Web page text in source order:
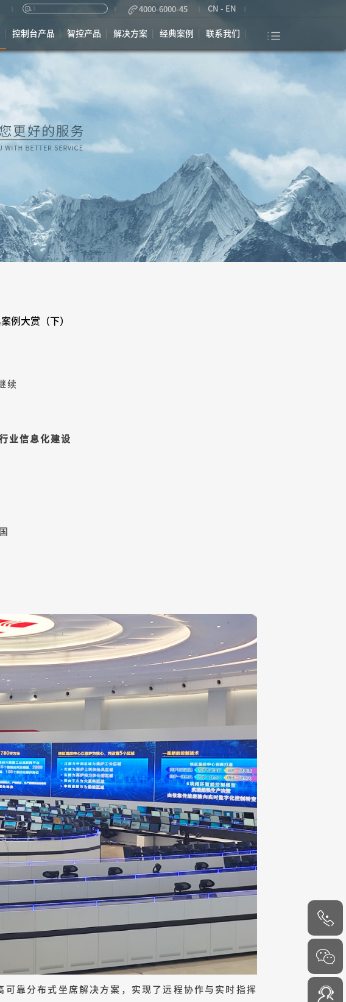
4000-6000-45 CN - EN
控制台产品 智控产品 解决方案 经典案例 联系我们
例大赏（下）
续
业信息化建设
靠分布式坐席解决方案，实现了远程协作与实时指挥
4000-
6000-45